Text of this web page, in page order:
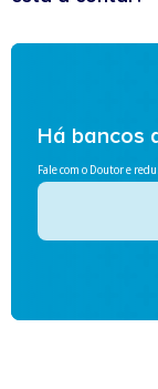
Há bancos
Fale com o Doutor e